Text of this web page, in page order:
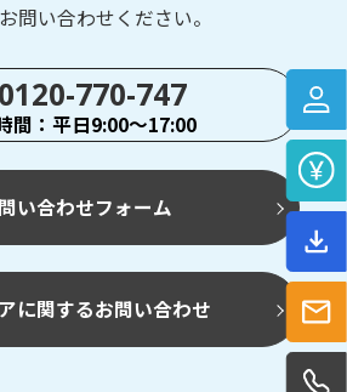
問い合わせください。
0120-770-747
間：平日9:00～17:00
い合わせフォーム
に関するお問い合わせ